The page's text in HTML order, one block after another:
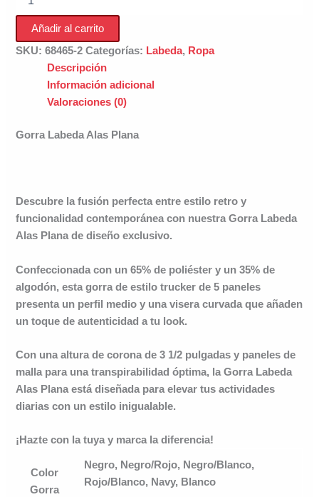
Labeda
Alas
Plana
cantidad
Añadir al carrito
SKU:68465-2 Categorías: Labeda, Ropa
Descripción
Información adicional
Valoraciones (0)
Gorra Labeda Alas Plana
Descubre la fusión perfecta entre estilo retro y
funcionalidad contemporánea con nuestraGorra Labeda
Alas Planade diseño exclusivo.
Confeccionada con un 65% de poliéster y un35% de
algodón, esta gorra deestilo trucker de 5 paneles
presenta un perfil medio y una visera curvada que añaden
un toque de autenticidad a tu look.
Con una altura de corona de 3 1/2 pulgadas y paneles de
malla para una transpirabilidad óptima, laGorra Labeda
Alas Planaestá diseñada para elevar tus actividades
diarias con un estilo inigualable.
¡Hazte con la tuya y marca la diferencia!
Color
Gorra
Negro, Negro/Rojo, Negro/Blanco,
Rojo/Blanco, Navy, Blanco